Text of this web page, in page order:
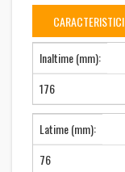
CARACTERISTICI
Inaltime (mm):
176
Latime (mm):
76